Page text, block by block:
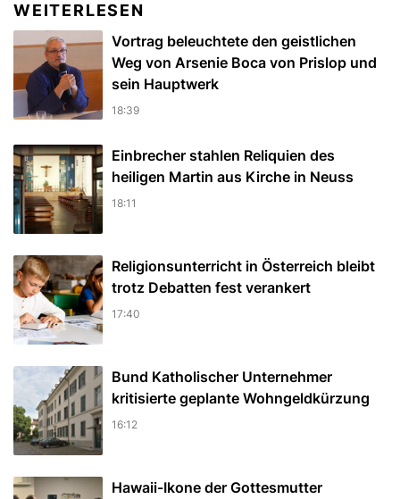
WEITERLESEN
Vortrag beleuchtete den geistlichen
Weg von Arsenie Boca von Prislop und
sein Hauptwerk
18:39
Einbrecher stahlen Reliquien des
heiligen Martin aus Kirche in Neuss
18:11
Religionsunterricht in Österreich bleibt
trotz Debatten fest verankert
17:40
Bund Katholischer Unternehmer
kritisierte geplante Wohngeldkürzung
16:12
Hawaii-Ikone der Gottesmutter